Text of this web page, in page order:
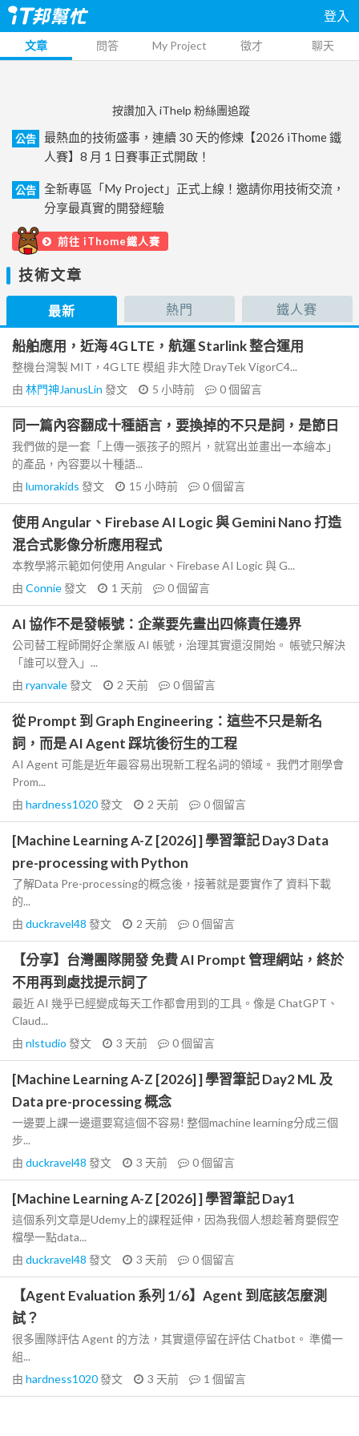
登入
文章 問答 My Project 徵才 聊天
按讚加入 iThelp 粉絲團追蹤
公告
最熱血的技術盛事，連續 30 天的修煉【2026 iThome 鐵
人賽】8 月 1 日賽事正式開啟！
公告
全新專區「My Project」正式上線！邀請你用技術交流，
分享最真實的開發經驗
前往 iThome鐵人賽
技術文章
最新 熱門 鐵人賽
船舶應用，近海 4G LTE，航運 Starlink 整合運用
整機台灣製 MIT，4G LTE 模組 非大陸 DrayTek VigorC4...
由 林門神JanusLin 發文 5 小時前 0個留言
同一篇內容翻成十種語言，要換掉的不只是詞，是節日
我們做的是一套「上傳一張孩子的照片，就寫出並畫出一本繪本」
的產品，內容要以十種語...
由 lumorakids 發文 15 小時前 0個留言
使用 Angular、Firebase AI Logic 與 Gemini Nano 打造
混合式影像分析應用程式
本教學將示範如何使用 Angular、Firebase AI Logic 與 G...
由 Connie發文 1 天前 0個留言
AI 協作不是發帳號：企業要先畫出四條責任邊界
公司替工程師開好企業版 AI 帳號，治理其實還沒開始。 帳號只解決
「誰可以登入」...
由 ryanvale發文 2 天前 0個留言
從 Prompt 到 Graph Engineering：這些不只是新名
詞，而是 AI Agent 踩坑後衍生的工程
AI Agent 可能是近年最容易出現新工程名詞的領域。 我們才剛學會
Prom...
由 hardness1020發文 2 天前 0個留言
[Machine Learning A-Z [2026] ] 學習筆記 Day3 Data
pre-processing with Python
了解Data Pre-processing的概念後，接著就是要實作了 資料下載
的...
由 duckravel48 發文 2 天前 0個留言
【分享】台灣團隊開發 免費 AI Prompt 管理網站，終於
不用再到處找提示詞了
最近 AI 幾乎已經變成每天工作都會用到的工具。像是 ChatGPT、
Claud...
由 nlstudio 發文 3 天前 0個留言
[Machine Learning A-Z [2026] ] 學習筆記 Day2 ML 及
Data pre-processing 概念
一邊要上課一邊還要寫這個不容易! 整個machine learning分成三個
步...
由 duckravel48 發文 3 天前 0個留言
[Machine Learning A-Z [2026] ] 學習筆記 Day1
這個系列文章是Udemy上的課程延伸，因為我個人想趁著育嬰假空
檔學一點data...
由 duckravel48 發文 3 天前 0個留言
【Agent Evaluation 系列 1/6】Agent 到底該怎麼測
試？
很多團隊評估 Agent 的方法，其實還停留在評估 Chatbot。 準備一
組...
由 hardness1020發文 3 天前 1 個留言